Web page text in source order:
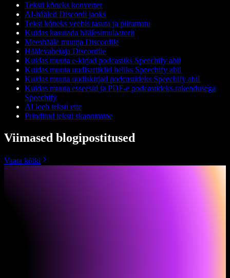
Teksti kõneks konverter
AI-hääled Discordi jaoks
Tekst kõneks veebis tasuta ja piiramatu
Kuidas kasutada häälesimulaatorit
Meeshääle muutja Discordile
Häälevahetaja Discordile
Kuidas muuta e-kirjad podcastiks Speechify abil
Kuidas muuta uudisartiklid heliks Speechify abil
Kuidas muuta uudiskirjad podcastideks Speechify abil
Kuidas muuta esseesid ja PDF-e podcastideks rakendusega
Speechify
AI loeb teksti ette
Prinditud teksti skannimine
Viimased blogipostitused
Vaata kõiki